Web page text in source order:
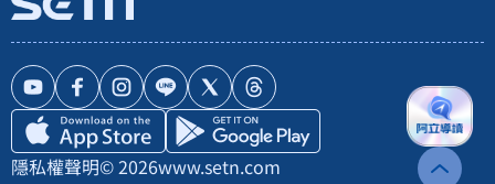
隱私權聲明© 2026www.setn.com